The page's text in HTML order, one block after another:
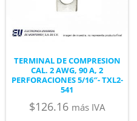
TERMINAL DE COMPRESION
CAL. 2 AWG, 90 A, 2
PERFORACIONES 5/16″- TXL2-
541
$126.16 más IVA